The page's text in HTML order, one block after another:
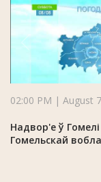
02:00 PM | August
Надвор'е ў Гомелі
Гомельскай